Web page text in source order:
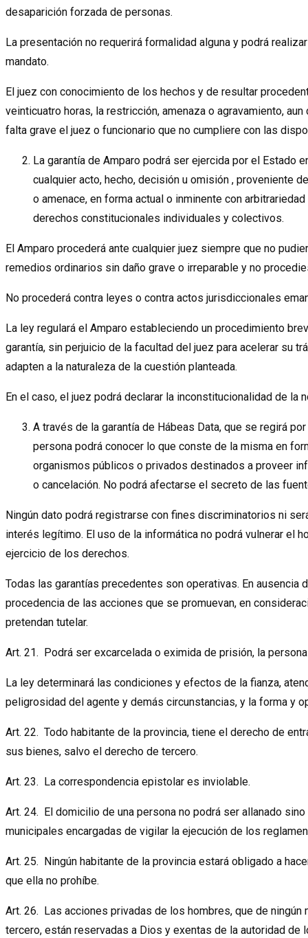
desaparición forzada de personas.
La presentación no requerirá formalidad alguna y podrá
mandato.
El juez con conocimiento de los hechos y de resultar
veinticuatro horas, la restricción, amenaza o agravamiento,
falta grave el juez o funcionario que no cumpliere con las
La garantía de Amparo podrá ser ejercida por el Estado
cualquier acto, hecho, decisión u omisión , proveniente
o amenace, en forma actual o inminente con
derechos constitucionales individuales y colectivos.
El Amparo procederá ante cualquier juez siempre que no
remedios ordinarios sin daño grave o irreparable y no
No procederá contra leyes o contra actos jurisdiccionales
La ley regulará el Amparo estableciendo un procedimiento
garantía, sin perjuicio de la facultad del juez para acelerar su
adapten a la naturaleza de la cuestión planteada.
En el caso, el juez podrá declarar la inconstitucionalidad de
A través de la garantía de Hábeas Data, que se regirá
persona podrá conocer lo que conste de la misma en
organismos públicos o privados destinados a proveer
o cancelación. No podrá afectarse el secreto de las
Ningún dato podrá registrarse con fines discriminatorios ni
interés legítimo. El uso de la informática no podrá vulnerar el
ejercicio de los derechos.
Todas las garantías precedentes son operativas. En
procedencia de las acciones que se promuevan, en
pretendan tutelar.
Art. 21. Podrá ser excarcelada o eximida de prisión, la
La ley determinará las condiciones y efectos de la fianza,
peligrosidad del agente y demás circunstancias, y la forma y
Art. 22. Todo habitante de la provincia, tiene el derecho de
sus bienes, salvo el derecho de tercero.
Art. 23. La correspondencia epistolar es inviolable.
Art. 24. El domicilio de una persona no podrá ser allanado
municipales encargadas de vigilar la ejecución de los
Art. 25. Ningún habitante de la provincia estará obligado a
que ella no prohíbe.
Art. 26. Las acciones privadas de los hombres, que de ningún
tercero, están reservadas a Dios y exentas de la autoridad de